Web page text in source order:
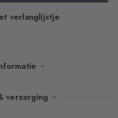
verlanglijstje
geven deze muts een luxueuze
verzorging